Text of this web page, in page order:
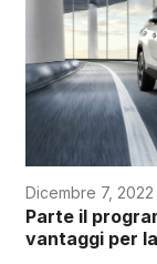
Dicembre 7, 2022
Parte il
vantaggi per